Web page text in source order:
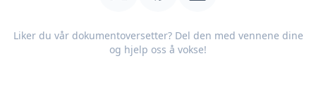
Liker du vår dokumentoversetter? Del den med vennene dine
og hjelp oss å vokse!